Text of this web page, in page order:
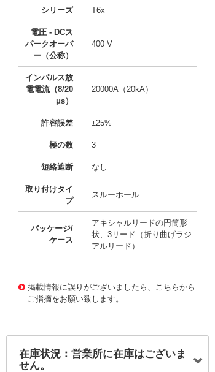
シリーズ T6x
電圧 - DCス
パークオーバ
ー（公称）
400 V
インパルス放
電電流（8/20
μs）
20000A（20kA）
許容誤差 ±25%
極の数 3
短絡遮断 なし
取り付けタイ
プ
スルーホール
パッケージ/
ケース
アキシャルリードの円筒形
状、3リード（折り曲げラジ
アルリード）
掲載情報に誤りがございましたら、こちらから
ご指摘をお願い致します。
在庫状況：営業所に在庫はございま
せん。